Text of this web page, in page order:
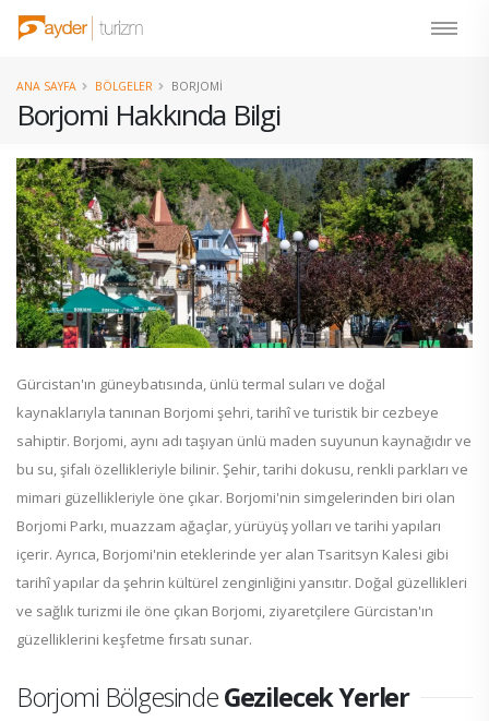
Borjomi Hakkında Bilgi
ANA SAYFA BÖLGELER BORJOMI
Gürcistan'ın güneybatısında, ünlü termal suları ve doğal
kaynaklarıyla tanınan Borjomi şehri, tarihî ve turistik bir cezbeye
sahiptir. Borjomi, aynı adı taşıyan ünlü maden suyunun kaynağıdır ve
bu su, şifalı özellikleriyle bilinir. Şehir, tarihi dokusu, renkli parkları ve
mimari güzellikleriyle öne çıkar. Borjomi'nin simgelerinden biri olan
Borjomi Parkı, muazzam ağaçlar, yürüyüş yolları ve tarihi yapıları
içerir. Ayrıca, Borjomi'nin eteklerinde yer alan Tsaritsyn Kalesi gibi
tarihî yapılar da şehrin kültürel zenginliğini yansıtır. Doğal güzellikleri
ve sağlık turizmi ile öne çıkan Borjomi, ziyaretçilere Gürcistan'ın
güzelliklerini keşfetme fırsatı sunar.
Borjomi BölgesindeGezilecek Yerler